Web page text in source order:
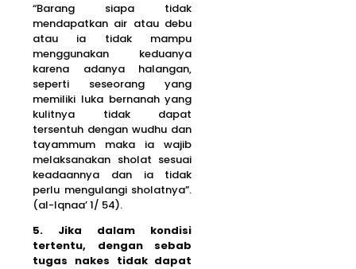
“Barang siapa tidak
mendapatkan air atau debu
atau ia tidak mampu
menggunakan keduanya
karena adanya halangan,
seperti seseorang yang
memiliki luka bernanah yang
kulitnya tidak dapat
tersentuh dengan wudhu dan
tayammum maka ia wajib
melaksanakan sholat sesuai
keadaannya dan ia tidak
perlu mengulangi sholatnya”.
(al-Iqnaa’ 1/ 54).
5. Jika dalam kondisi
tertentu, dengan sebab
tugas nakes tidak dapat